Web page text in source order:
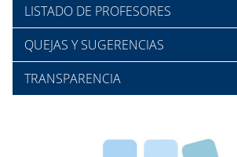
LISTADO DE PROFESORES
QUEJAS Y SUGERENCIAS
TRANSPARENCIA